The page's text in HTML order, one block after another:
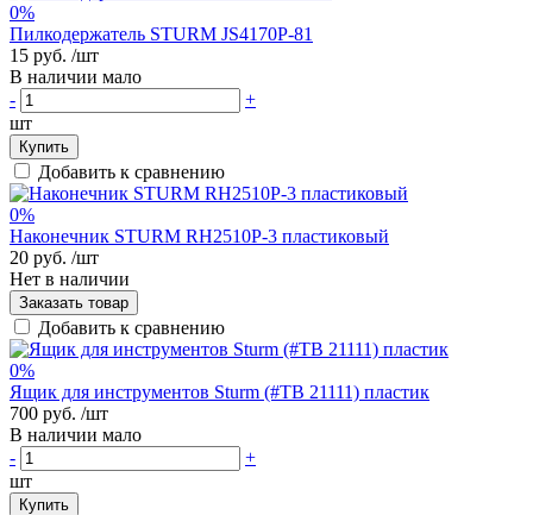
0%
Пилкодержатель STURM JS4170Р-81
15 руб. /шт
В наличии мало
-
+
шт
Купить
Добавить к сравнению
0%
Наконечник STURM RH2510P-3 пластиковый
20 руб. /шт
Нет в наличии
Заказать товар
Добавить к сравнению
0%
Ящик для инструментов Sturm (#ТВ 21111) пластик
700 руб. /шт
В наличии мало
-
+
шт
Купить